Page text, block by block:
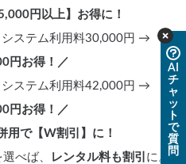
円以上】お得に！
円お得！／
円お得！／
で【W割引】に！
べば、
レンタル料も割引 に。
AI
チ
ャ
ッ
ト
で
質
問